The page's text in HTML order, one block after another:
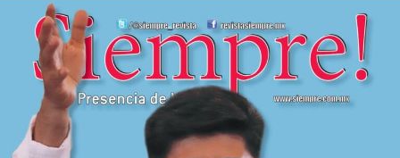
Nacional
Colaboradores
Internacional
Cultura